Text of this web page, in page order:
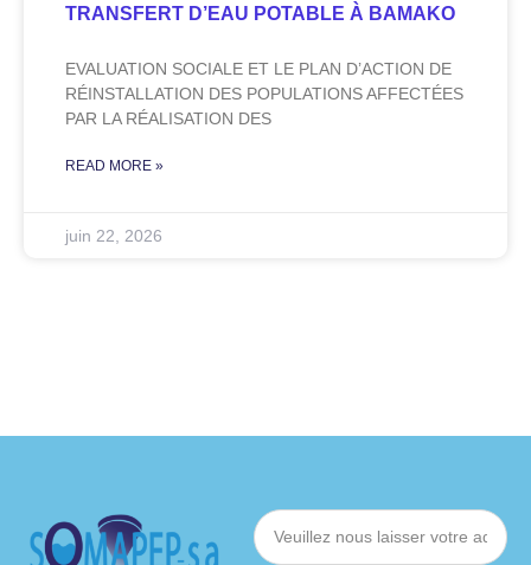
TRANSFERT D’EAU POTABLE À BAMAKO
EVALUATION SOCIALE ET LE PLAN D’ACTION DE
RÉINSTALLATION DES POPULATIONS AFFECTÉES
PAR LA RÉALISATION DES
READ MORE »
juin 22, 2026